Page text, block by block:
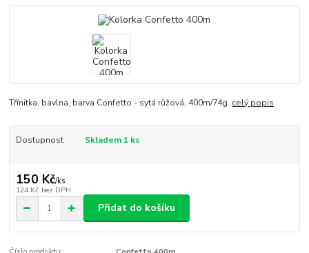
Třínitka, bavlna, barva Confetto - sytá růžová, 400m/74g. celý popis
Dostupnost Skladem 1 ks
150 Kč/ks
124 Kč bez DPH
Přidat do košíku